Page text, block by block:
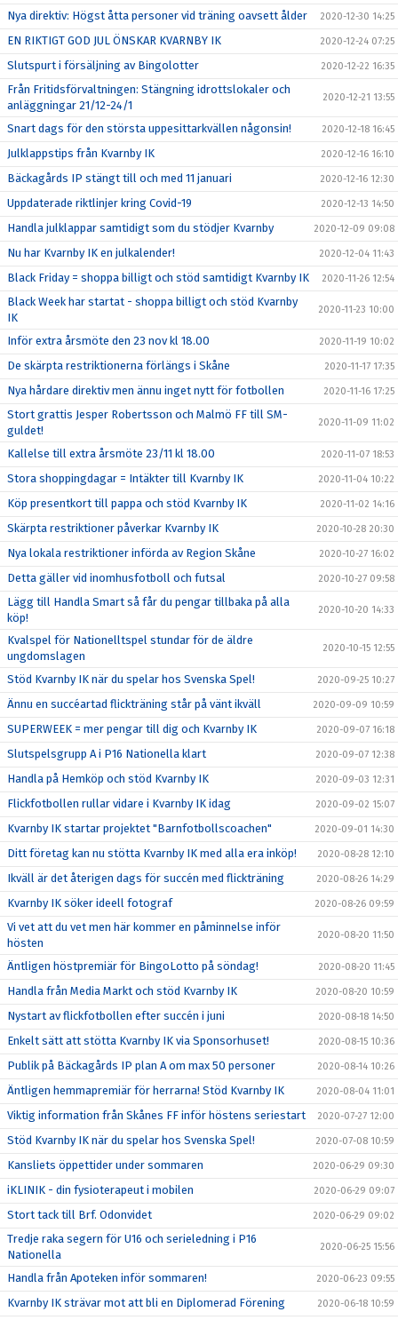
Nya direktiv: Högst åtta personer vid träning oavsett ålder 2020-12-30 14:25
EN RIKTIGT GOD JUL ÖNSKAR KVARNBY IK 2020-12-24 07:25
Slutspurt i försäljning av Bingolotter 2020-12-22 16:35
Från Fritidsförvaltningen: Stängning idrottslokaler och
anläggningar 21/12-24/1
2020-12-21 13:55
Snart dags för den största uppesittarkvällen någonsin! 2020-12-18 16:45
Julklappstips från Kvarnby IK 2020-12-16 16:10
Bäckagårds IP stängt till och med 11 januari 2020-12-16 12:30
Uppdaterade riktlinjer kring Covid-19 2020-12-13 14:50
Handla julklappar samtidigt som du stödjer Kvarnby 2020-12-09 09:08
Nu har Kvarnby IK en julkalender! 2020-12-04 11:43
Black Friday = shoppa billigt och stöd samtidigt Kvarnby IK 2020-11-26 12:54
Black Week har startat - shoppa billigt och stöd Kvarnby
IK
2020-11-23 10:00
Inför extra årsmöte den 23 nov kl 18.00 2020-11-19 10:02
De skärpta restriktionerna förlängs i Skåne 2020-11-17 17:35
Nya hårdare direktiv men ännu inget nytt för fotbollen 2020-11-16 17:25
Stort grattis Jesper Robertsson och Malmö FF till SM-
guldet!
2020-11-09 11:02
Kallelse till extra årsmöte 23/11 kl 18.00 2020-11-07 18:53
Stora shoppingdagar = Intäkter till Kvarnby IK 2020-11-04 10:22
Köp presentkort till pappa och stöd Kvarnby IK 2020-11-02 14:16
Skärpta restriktioner påverkar Kvarnby IK 2020-10-28 20:30
Nya lokala restriktioner införda av Region Skåne 2020-10-27 16:02
Detta gäller vid inomhusfotboll och futsal 2020-10-27 09:58
Lägg till Handla Smart så får du pengar tillbaka på alla
köp!
2020-10-20 14:33
Kvalspel för Nationelltspel stundar för de äldre
ungdomslagen
2020-10-15 12:55
Stöd Kvarnby IK när du spelar hos Svenska Spel! 2020-09-25 10:27
Ännu en succéartad flickträning står på vänt ikväll 2020-09-09 10:59
SUPERWEEK = mer pengar till dig och Kvarnby IK 2020-09-07 16:18
Slutspelsgrupp A i P16 Nationella klart 2020-09-07 12:38
Handla på Hemköp och stöd Kvarnby IK 2020-09-03 12:31
Flickfotbollen rullar vidare i Kvarnby IK idag 2020-09-02 15:07
Kvarnby IK startar projektet "Barnfotbollscoachen" 2020-09-01 14:30
Ditt företag kan nu stötta Kvarnby IK med alla era inköp! 2020-08-28 12:10
Ikväll är det återigen dags för succén med flickträning 2020-08-26 14:29
Kvarnby IK söker ideell fotograf 2020-08-26 09:59
Vi vet att du vet men här kommer en påminnelse inför
hösten
2020-08-20 11:50
Äntligen höstpremiär för BingoLotto på söndag! 2020-08-20 11:45
Handla från Media Markt och stöd Kvarnby IK 2020-08-20 10:59
Nystart av flickfotbollen efter succén i juni 2020-08-18 14:50
Enkelt sätt att stötta Kvarnby IK via Sponsorhuset! 2020-08-15 10:36
Publik på Bäckagårds IP plan A om max 50 personer 2020-08-14 10:26
Äntligen hemmapremiär för herrarna! Stöd Kvarnby IK 2020-08-04 11:01
Viktig information från Skånes FF inför höstens seriestart 2020-07-27 12:00
Stöd Kvarnby IK när du spelar hos Svenska Spel! 2020-07-08 10:59
Kansliets öppettider under sommaren 2020-06-29 09:30
iKLINIK - din fysioterapeut i mobilen 2020-06-29 09:07
Stort tack till Brf. Odonvidet 2020-06-29 09:02
Tredje raka segern för U16 och serieledning i P16
Nationella
2020-06-25 15:56
Handla från Apoteken inför sommaren! 2020-06-23 09:55
Kvarnby IK strävar mot att bli en Diplomerad Förening 2020-06-18 10:59